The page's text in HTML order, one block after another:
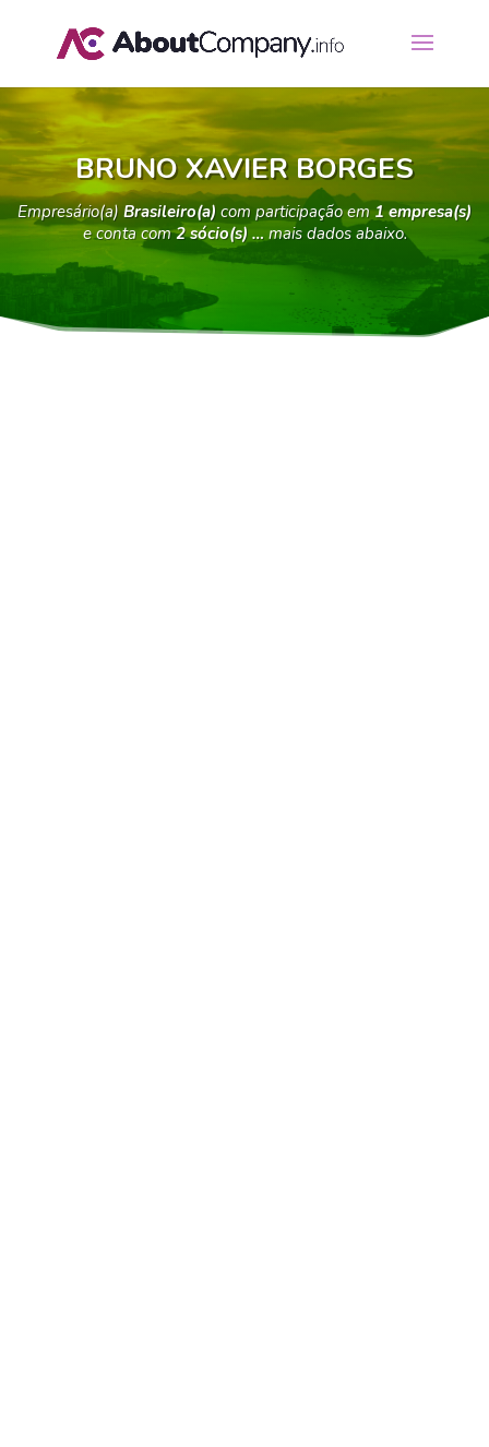
BRUNO XAVIER BORGES
Empresário(a)Brasileiro(a) com participação em1 empresa(s)
e conta com2 sócio(s) …mais dados abaixo.